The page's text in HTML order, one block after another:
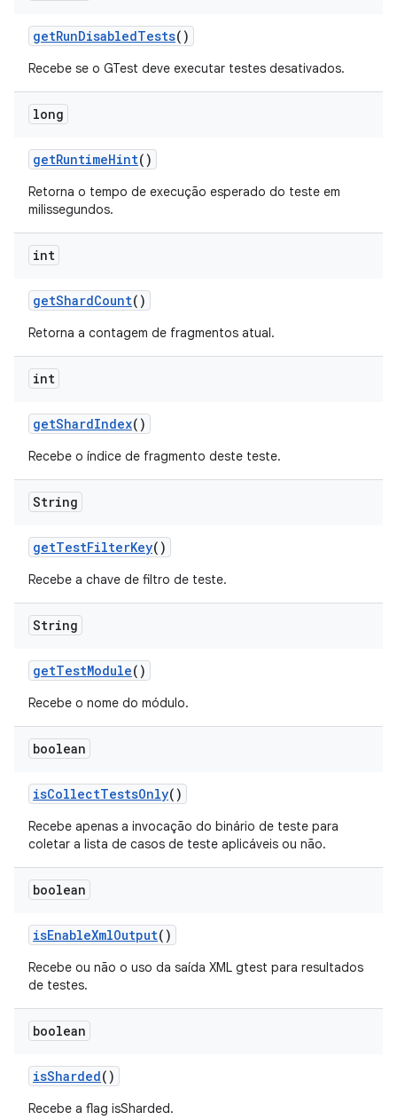
getRunDisabledTests()
Recebe se o GTest deve executar testes desativados.
long
getRuntimeHint()
Retorna o tempo de execução esperado do teste em
milissegundos.
int
getShardCount()
Retorna a contagem de fragmentos atual.
int
getShardIndex()
Recebe o índice de fragmento deste teste.
String
getTestFilterKey()
Recebe a chave de filtro de teste.
String
getTestModule()
Recebe o nome do módulo.
boolean
isCollectTestsOnly()
Recebe apenas a invocação do binário de teste para
coletar a lista de casos de teste aplicáveis ou não.
boolean
isEnableXmlOutput()
Recebe ou não o uso da saída XML gtest para resultados
de testes.
boolean
isSharded()
Recebe a flag isSharded.